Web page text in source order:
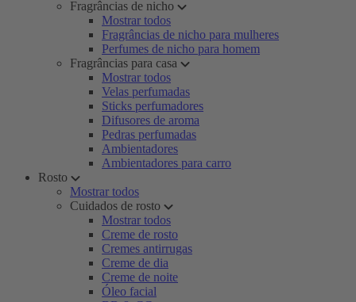
Fragrâncias de nicho
Mostrar todos
Fragrâncias de nicho para mulheres
Perfumes de nicho para homem
Fragrâncias para casa
Mostrar todos
Velas perfumadas
Sticks perfumadores
Difusores de aroma
Pedras perfumadas
Ambientadores
Ambientadores para carro
Rosto
Mostrar todos
Cuidados de rosto
Mostrar todos
Creme de rosto
Cremes antirrugas
Creme de dia
Creme de noite
Óleo facial